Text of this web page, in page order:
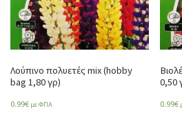
Λούπινο πολυετές mix (hobby
bag 1,80 γρ)
0.99€ με ΦΠΑ
0,50
0.99€